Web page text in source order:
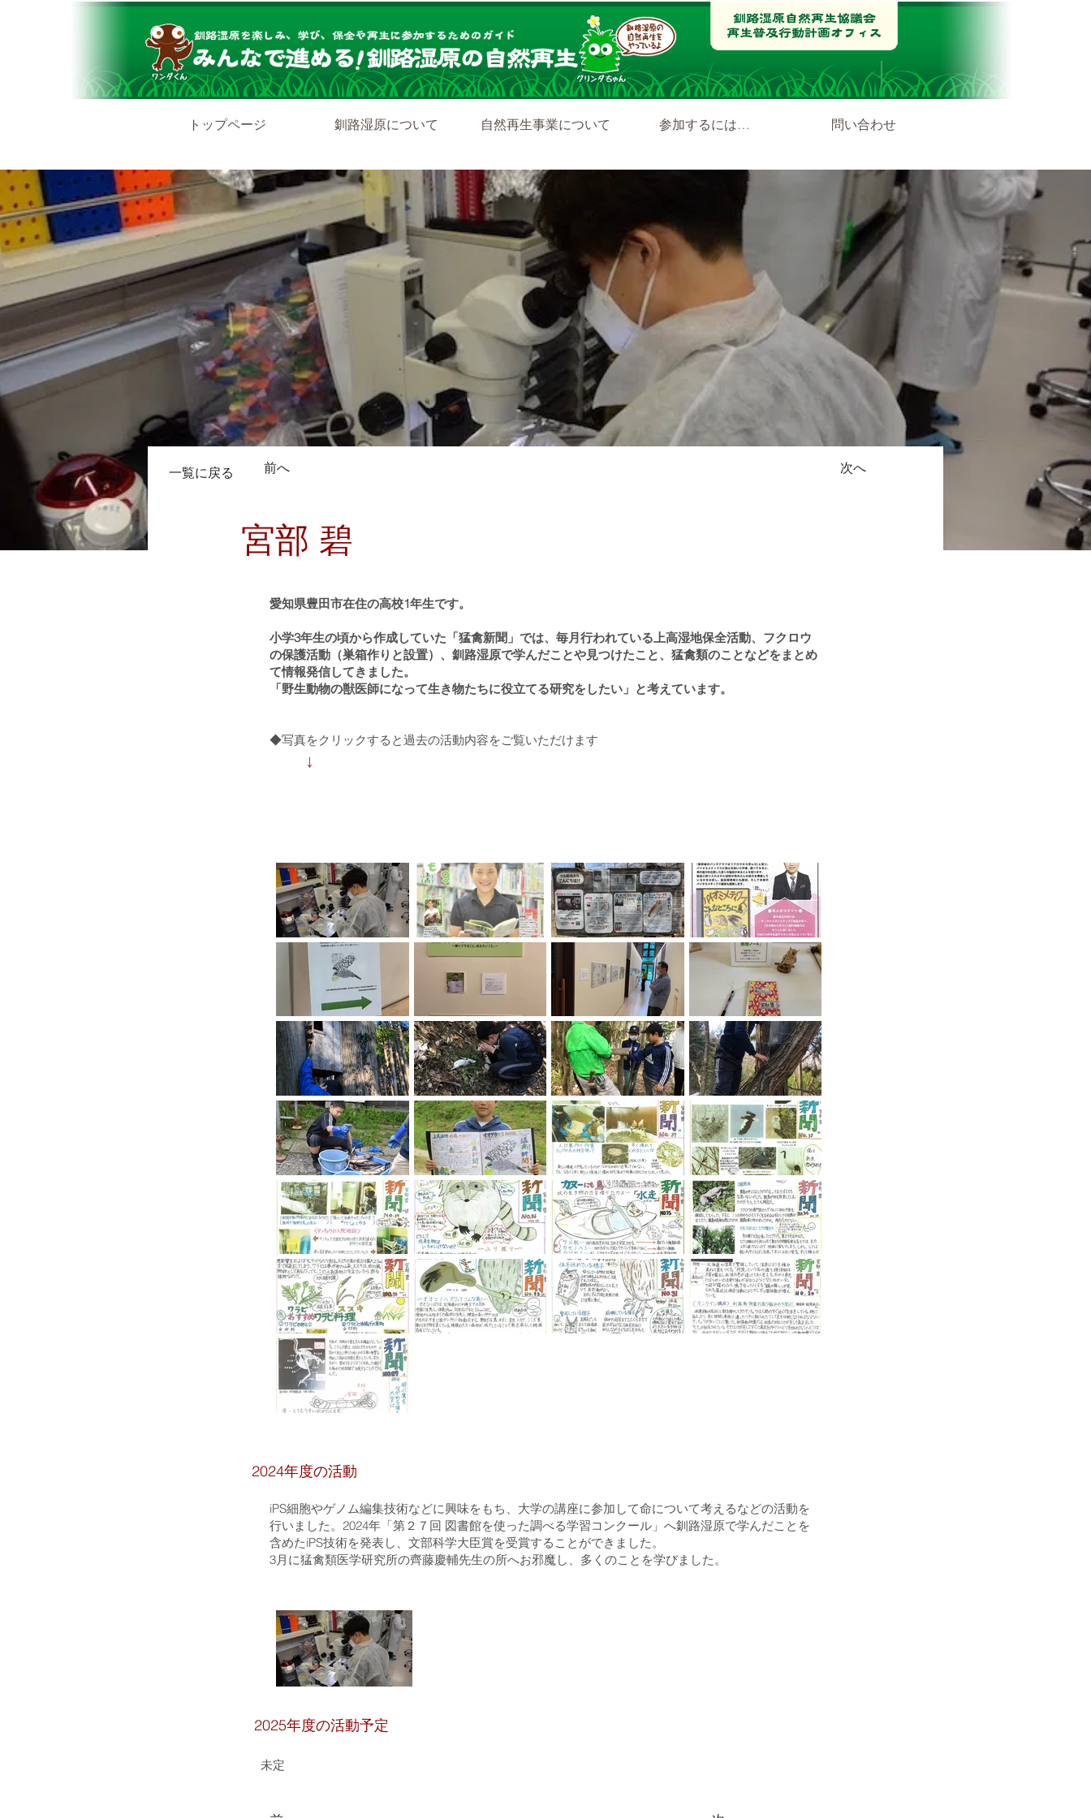
トップページ 釧路湿原について 自然再生事業について 参加するには… 問い合わせ
一覧に戻る 前へ 次へ
宮部 碧
愛知県豊田市在住の高校1年生です。
小学3年生の頃から作成していた「猛禽新聞」では、毎月行われている上高湿地保全活動、フクロウ
の保護活動（巣箱作りと設置）、釧路湿原で学んだことや見つけたこと、猛禽類のことなどをまとめ
て情報発信してきました。
「野⽣動物の獣医師になって⽣き物たちに役⽴てる研究をしたい」と考えています。
◆写真をクリックすると過去の活動内容をご覧いただけます
↓
2024年度の活動
iPS細胞やゲノム編集技術などに興味をもち、大学の講座に参加して命について考えるなどの活動を
行いました。2024年「第２７回 図書館を使った調べる学習コンクール」へ釧路湿原で学んだことを
含めたiPS技術を発表し、文部科学大臣賞を受賞することができました。
3月に猛禽類医学研究所の齊藤慶輔先生の所へお邪魔し、多くのことを学びました。
2025年度の活動予定
未定